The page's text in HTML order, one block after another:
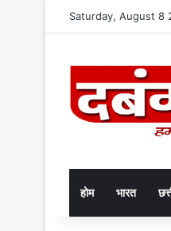
Saturday, August 8
होम भारत